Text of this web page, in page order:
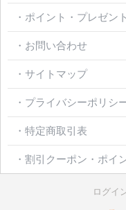
・ポイント・プレゼン
・お問い合わせ
・サイトマップ
・プライバシーポリシ
・特定商取引表
・割引クーポン・ポイ
ログイ